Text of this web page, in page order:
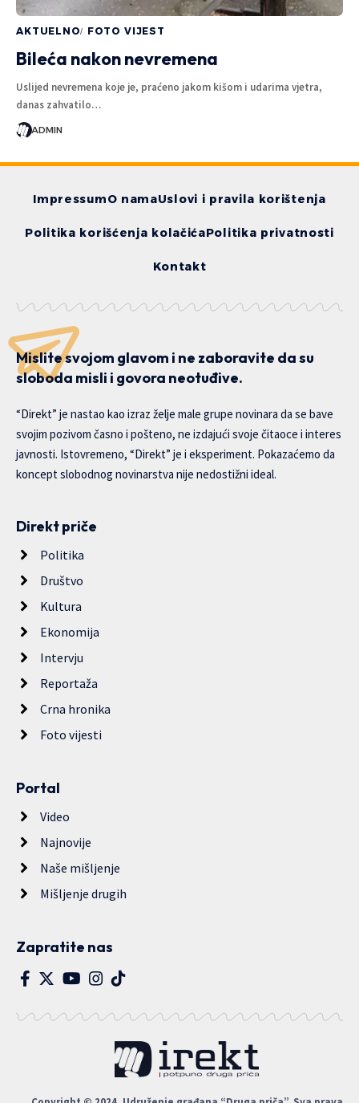
AKTUELNO FOTO VIJEST
Bileća nakon nevremena
Uslijed nevremena koje je, praćeno jakom kišom i udarima vjetra,
danas zahvatilo…
ADMIN
ImpressumO namaUslovi i pravila korištenja
Politika korišćenja kolačićaPolitika privatnosti
Kontakt
Mislite svojom glavom i ne zaboravite da su
sloboda misli i govora neotuđive.
“Direkt” je nastao kao izraz želje male grupe novinara da se bave
svojim pozivom časno i pošteno, ne izdajući svoje čitaoce i interes
javnosti. Istovremeno, “Direkt” je i eksperiment. Pokazaćemo da
koncept slobodnog novinarstva nije nedostižni ideal.
Direkt priče
Politika
Društvo
Kultura
Ekonomija
Intervju
Reportaža
Crna hronika
Foto vijesti
Portal
Video
Najnovije
Naše mišljenje
Mišljenje drugih
Zapratite nas